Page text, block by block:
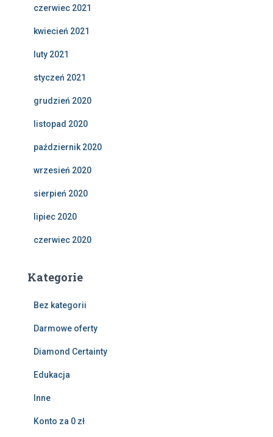
czerwiec 2021
kwiecień 2021
luty 2021
styczeń 2021
grudzień 2020
listopad 2020
październik 2020
wrzesień 2020
sierpień 2020
lipiec 2020
czerwiec 2020
Kategorie
Bez kategorii
Darmowe oferty
Diamond Certainty
Edukacja
Inne
Konto za 0 zł